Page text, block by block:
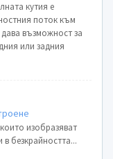
кутия е
поток към
възможност за
или задния
изобразяват
безкрайността...